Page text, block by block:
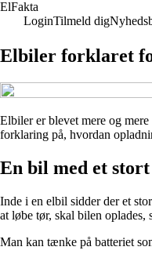
ElFakta
LoginTilmeld dig
Elbiler forklaret
Elbiler er blevet mere og
forklaring på, hvordan
En bil med et
Inde i en elbil sidder der et
at løbe tør, skal bilen oplades,
Man kan tænke på batteriet